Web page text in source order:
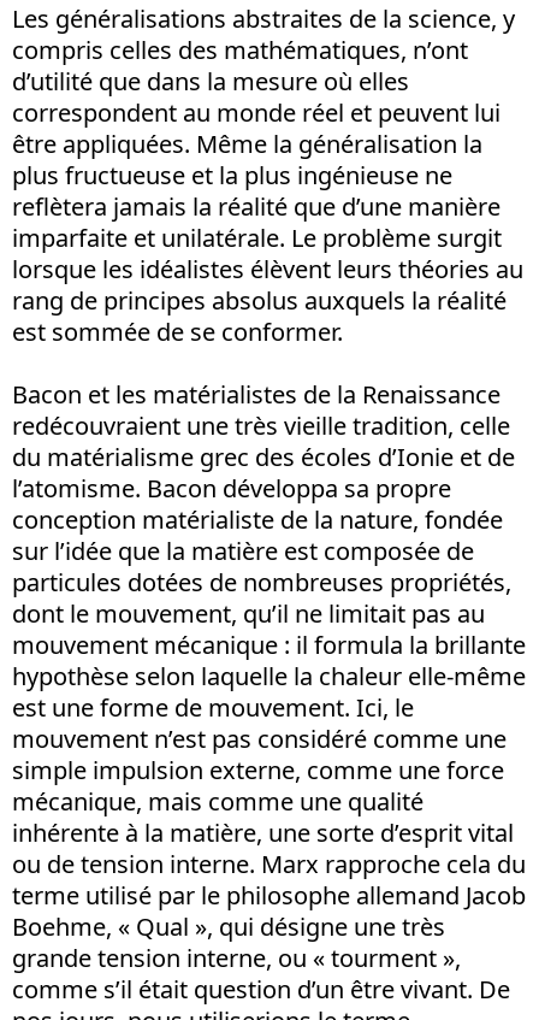
Les généralisations abstraites de la science, y
compris celles des mathématiques, n’ont
d’utilité que dans la mesure où elles
correspondent au monde réel et peuvent lui
être appliquées. Même la généralisation la
plus fructueuse et la plus ingénieuse ne
reflètera jamais la réalité que d’une manière
imparfaite et unilatérale. Le problème surgit
lorsque les idéalistes élèvent leurs théories au
rang de principes absolus auxquels la réalité
est sommée de se conformer.
Bacon et les matérialistes de la Renaissance
redécouvraient une très vieille tradition, celle
du matérialisme grec des écoles d’Ionie et de
l’atomisme. Bacon développa sa propre
conception matérialiste de la nature, fondée
sur l’idée que la matière est composée de
particules dotées de nombreuses propriétés,
dont le mouvement, qu’il ne limitait pas au
mouvement mécanique : il formula la brillante
hypothèse selon laquelle la chaleur elle-même
est une forme de mouvement. Ici, le
mouvement n’est pas considéré comme une
simple impulsion externe, comme une force
mécanique, mais comme une qualité
inhérente à la matière, une sorte d’esprit vital
ou de tension interne. Marx rapproche cela du
terme utilisé par le philosophe allemand Jacob
Boehme, « Qual », qui désigne une très
grande tension interne, ou « tourment »,
comme s’il était question d’un être vivant. De